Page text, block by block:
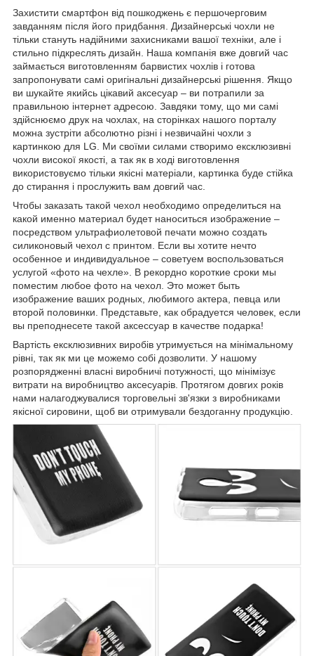
Захистити смартфон від пошкоджень є першочерговим
завданням після його придбання. Дизайнерські чохли не
тільки стануть надійними захисниками вашої техніки, але і
стильно підкреслять дизайн. Наша компанія вже довгий час
займається виготовленням барвистих чохлів і готова
запропонувати самі оригінальні дизайнерські рішення. Якщо
ви шукайте якийсь цікавий аксесуар – ви потрапили за
правильною інтернет адресою. Завдяки тому, що ми самі
здійснюємо друк на чохлах, на сторінках нашого порталу
можна зустріти абсолютно різні і незвичайні чохли з
картинкою для LG. Ми своїми силами створимо ексклюзивні
чохли високої якості, а так як в ході виготовлення
використовуємо тільки якісні матеріали, картинка буде стійка
до стирання і прослужить вам довгий час.
Чтобы заказать такой чехол необходимо определиться на
какой именно материал будет наноситься изображение –
посредством ультрафиолетовой печати можно создать
силиконовый чехол с принтом. Если вы хотите нечто
особенное и индивидуальное – советуем воспользоваться
услугой «фото на чехле». В рекордно короткие сроки мы
поместим любое фото на чехол. Это может быть
изображение ваших родных, любимого актера, певца или
второй половинки. Представьте, как обрадуется человек, если
вы преподнесете такой аксессуар в качестве подарка!
Вартість ексклюзивних виробів утримується на мінімальному
рівні, так як ми це можемо собі дозволити. У нашому
розпорядженні власні виробничі потужності, що мінімізує
витрати на виробництво аксесуарів. Протягом довгих років
нами налагоджувалися торговельні зв'язки з виробниками
якісної сировини, щоб ви отримували бездоганну продукцію.